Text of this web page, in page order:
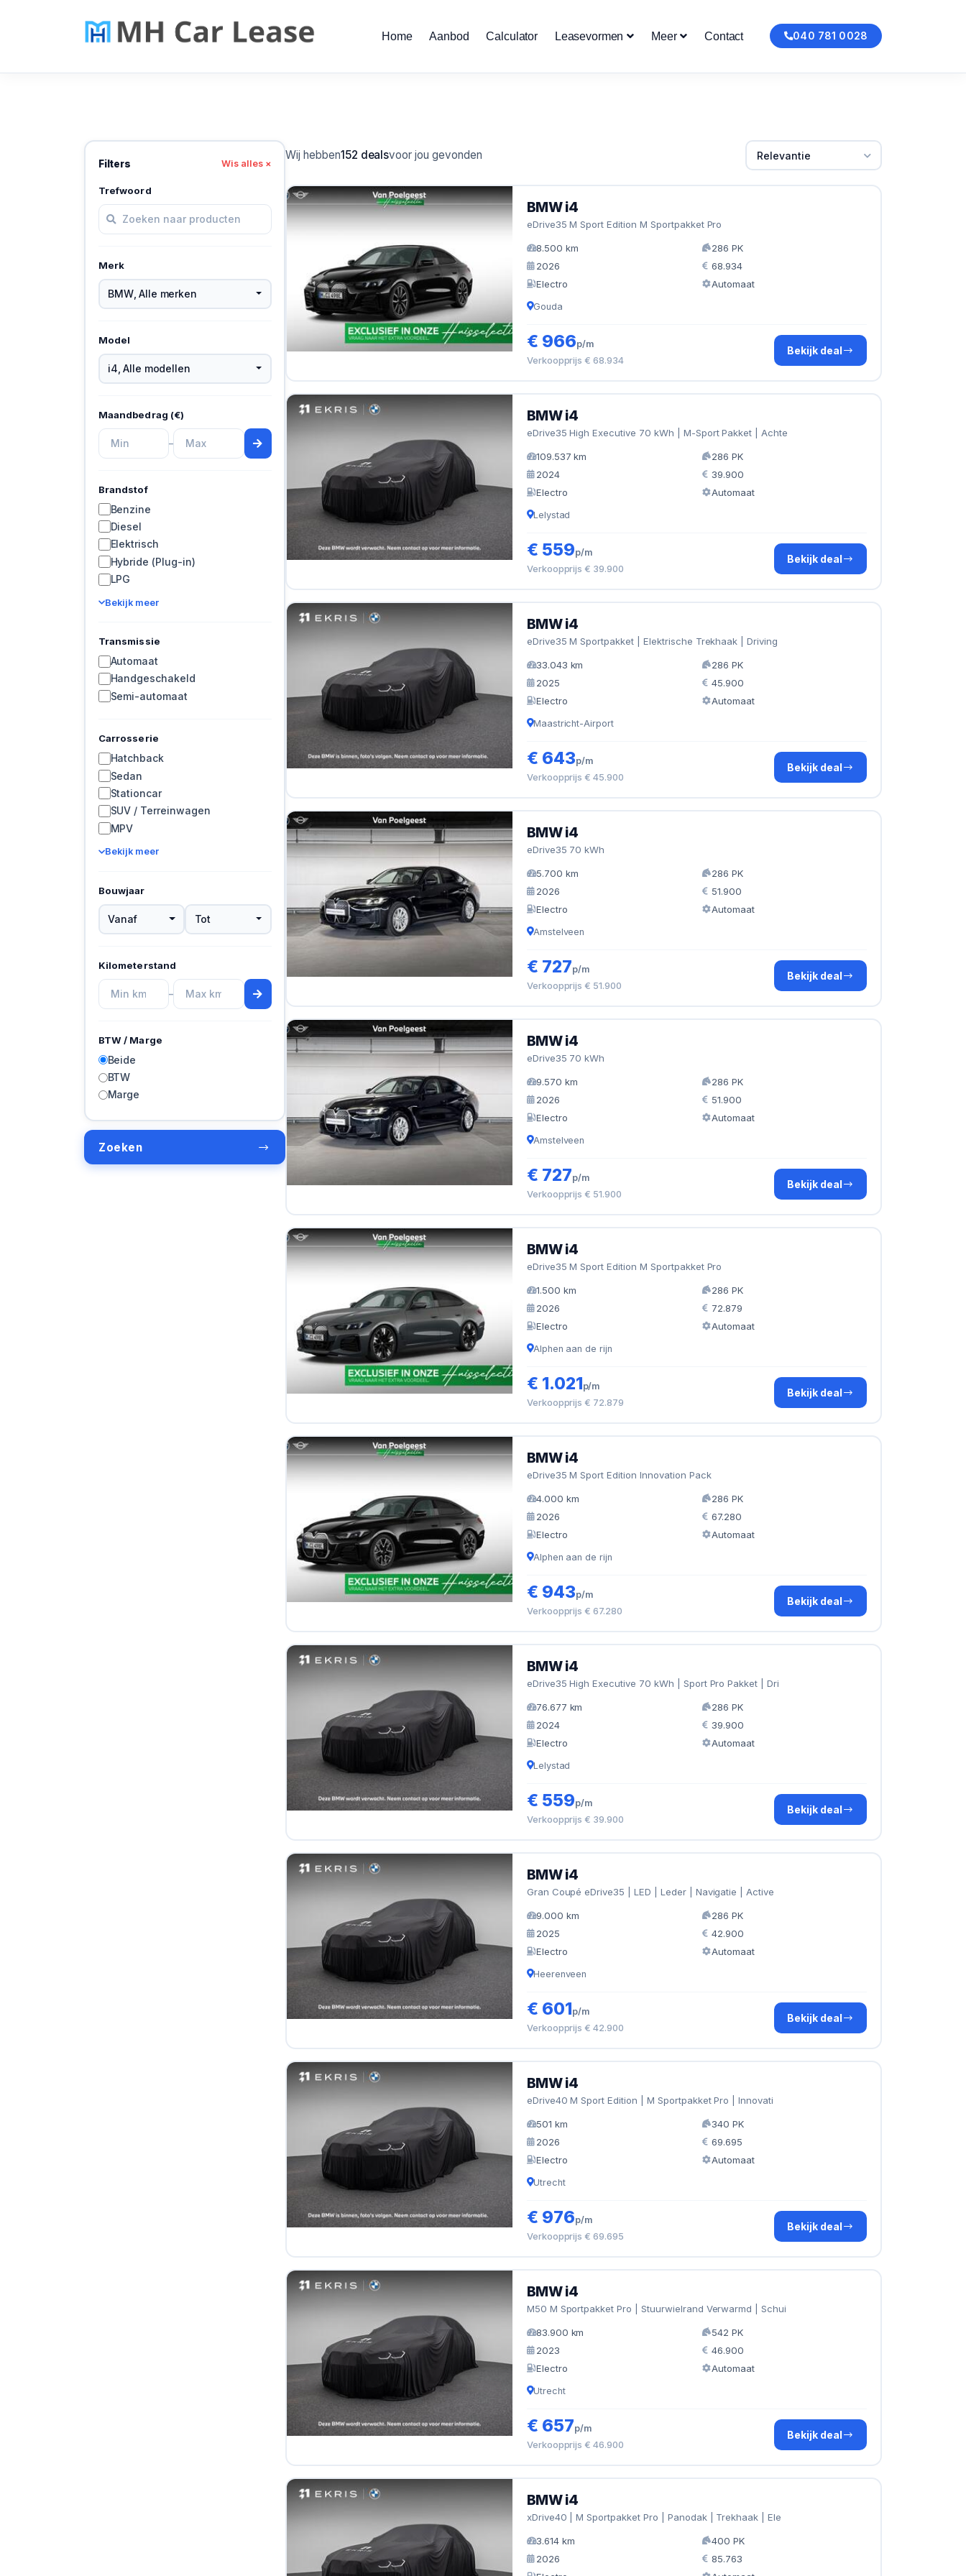
040 781 0028
Home Aanbod Calculator Leasevormen Meer Contact
Filters Wis alles ×
Trefwoord
Merk
BMW,Alle merken
Model
i4 ,Alle modellen
Maandbedrag (€)
–
Brandstof
Benzine
Diesel
Elektrisch
Hybride (Plug-in)
LPG
Bekijk meer
Transmissie
Automaat
Handgeschakeld
Semi-automaat
Carrosserie
Hatchback
Sedan
Stationcar
SUV / Terreinwagen
MPV
Bekijk meer
Bouwjaar
Vanaf Tot
Kilometerstand
–
BTW / Marge
Beide
BTW
Marge
Zoeken
Wij hebben152 dealsvoor jou gevonden Relevantie
BMW i4
eDrive35 M Sport Edition M Sportpakket Pro
8.500 km
286 PK
2026
68.934
Electro
Automaat
Gouda
€ 966p/m
Verkoopprijs € 68.934
Bekijk deal
BMW i4
eDrive35 High Executive 70 kWh | M-Sport Pakket | Achte
109.537 km
286 PK
2024
39.900
Electro
Automaat
Lelystad
€ 559p/m
Verkoopprijs € 39.900
Bekijk deal
BMW i4
eDrive35 M Sportpakket | Elektrische Trekhaak | Driving
33.043 km
286 PK
2025
45.900
Electro
Automaat
Maastricht-Airport
€ 643p/m
Verkoopprijs € 45.900
Bekijk deal
BMW i4
eDrive35 70 kWh
5.700 km
286 PK
2026
51.900
Electro
Automaat
Amstelveen
€ 727p/m
Verkoopprijs € 51.900
Bekijk deal
BMW i4
eDrive35 70 kWh
9.570 km
286 PK
2026
51.900
Electro
Automaat
Amstelveen
€ 727p/m
Verkoopprijs € 51.900
Bekijk deal
BMW i4
eDrive35 M Sport Edition M Sportpakket Pro
1.500 km
286 PK
2026
72.879
Electro
Automaat
Alphen aan de rijn
€ 1.021p/m
Verkoopprijs € 72.879
Bekijk deal
BMW i4
eDrive35 M Sport Edition Innovation Pack
4.000 km
286 PK
2026
67.280
Electro
Automaat
Alphen aan de rijn
€ 943p/m
Verkoopprijs € 67.280
Bekijk deal
BMW i4
eDrive35 High Executive 70 kWh | Sport Pro Pakket | Dri
76.677 km
286 PK
2024
39.900
Electro
Automaat
Lelystad
€ 559p/m
Verkoopprijs € 39.900
Bekijk deal
BMW i4
Gran Coupé eDrive35 | LED | Leder | Navigatie | Active
9.000 km
286 PK
2025
42.900
Electro
Automaat
Heerenveen
€ 601p/m
Verkoopprijs € 42.900
Bekijk deal
BMW i4
eDrive40 M Sport Edition | M Sportpakket Pro | Innovati
501 km
340 PK
2026
69.695
Electro
Automaat
Utrecht
€ 976p/m
Verkoopprijs € 69.695
Bekijk deal
BMW i4
M50 M Sportpakket Pro | Stuurwielrand Verwarmd | Schui
83.900 km
542 PK
2023
46.900
Electro
Automaat
Utrecht
€ 657p/m
Verkoopprijs € 46.900
Bekijk deal
BMW i4
xDrive40 | M Sportpakket Pro | Panodak | Trekhaak | Ele
3.614 km
400 PK
2026
85.763